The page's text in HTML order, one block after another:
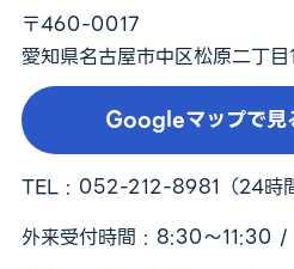
〒460-0017
愛知県名古屋市中区松原二丁
Googleマップで見
TEL : 052-212-8981 （24時
外来受付時間 : 8:30〜11:30